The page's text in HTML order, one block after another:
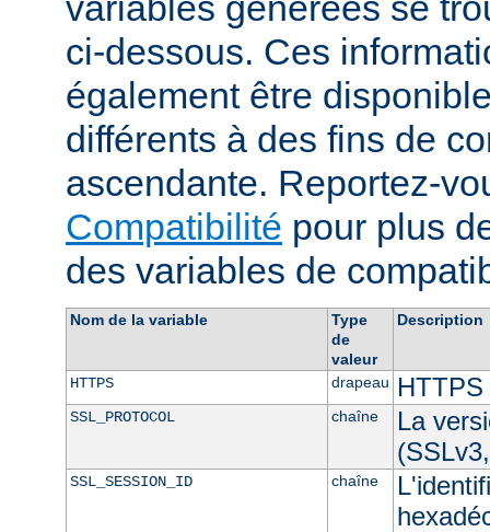
ci-dessous. Ces
également être
différents à des fins de
ascendante. Reportez-
Compatibilité pour plus
des variables de
Nom de la variable
Type
de
valeur
Description
HTTPS drapeau
SSL_PROTOCOL chaîne
La
SSL_SESSION_ID chaîne